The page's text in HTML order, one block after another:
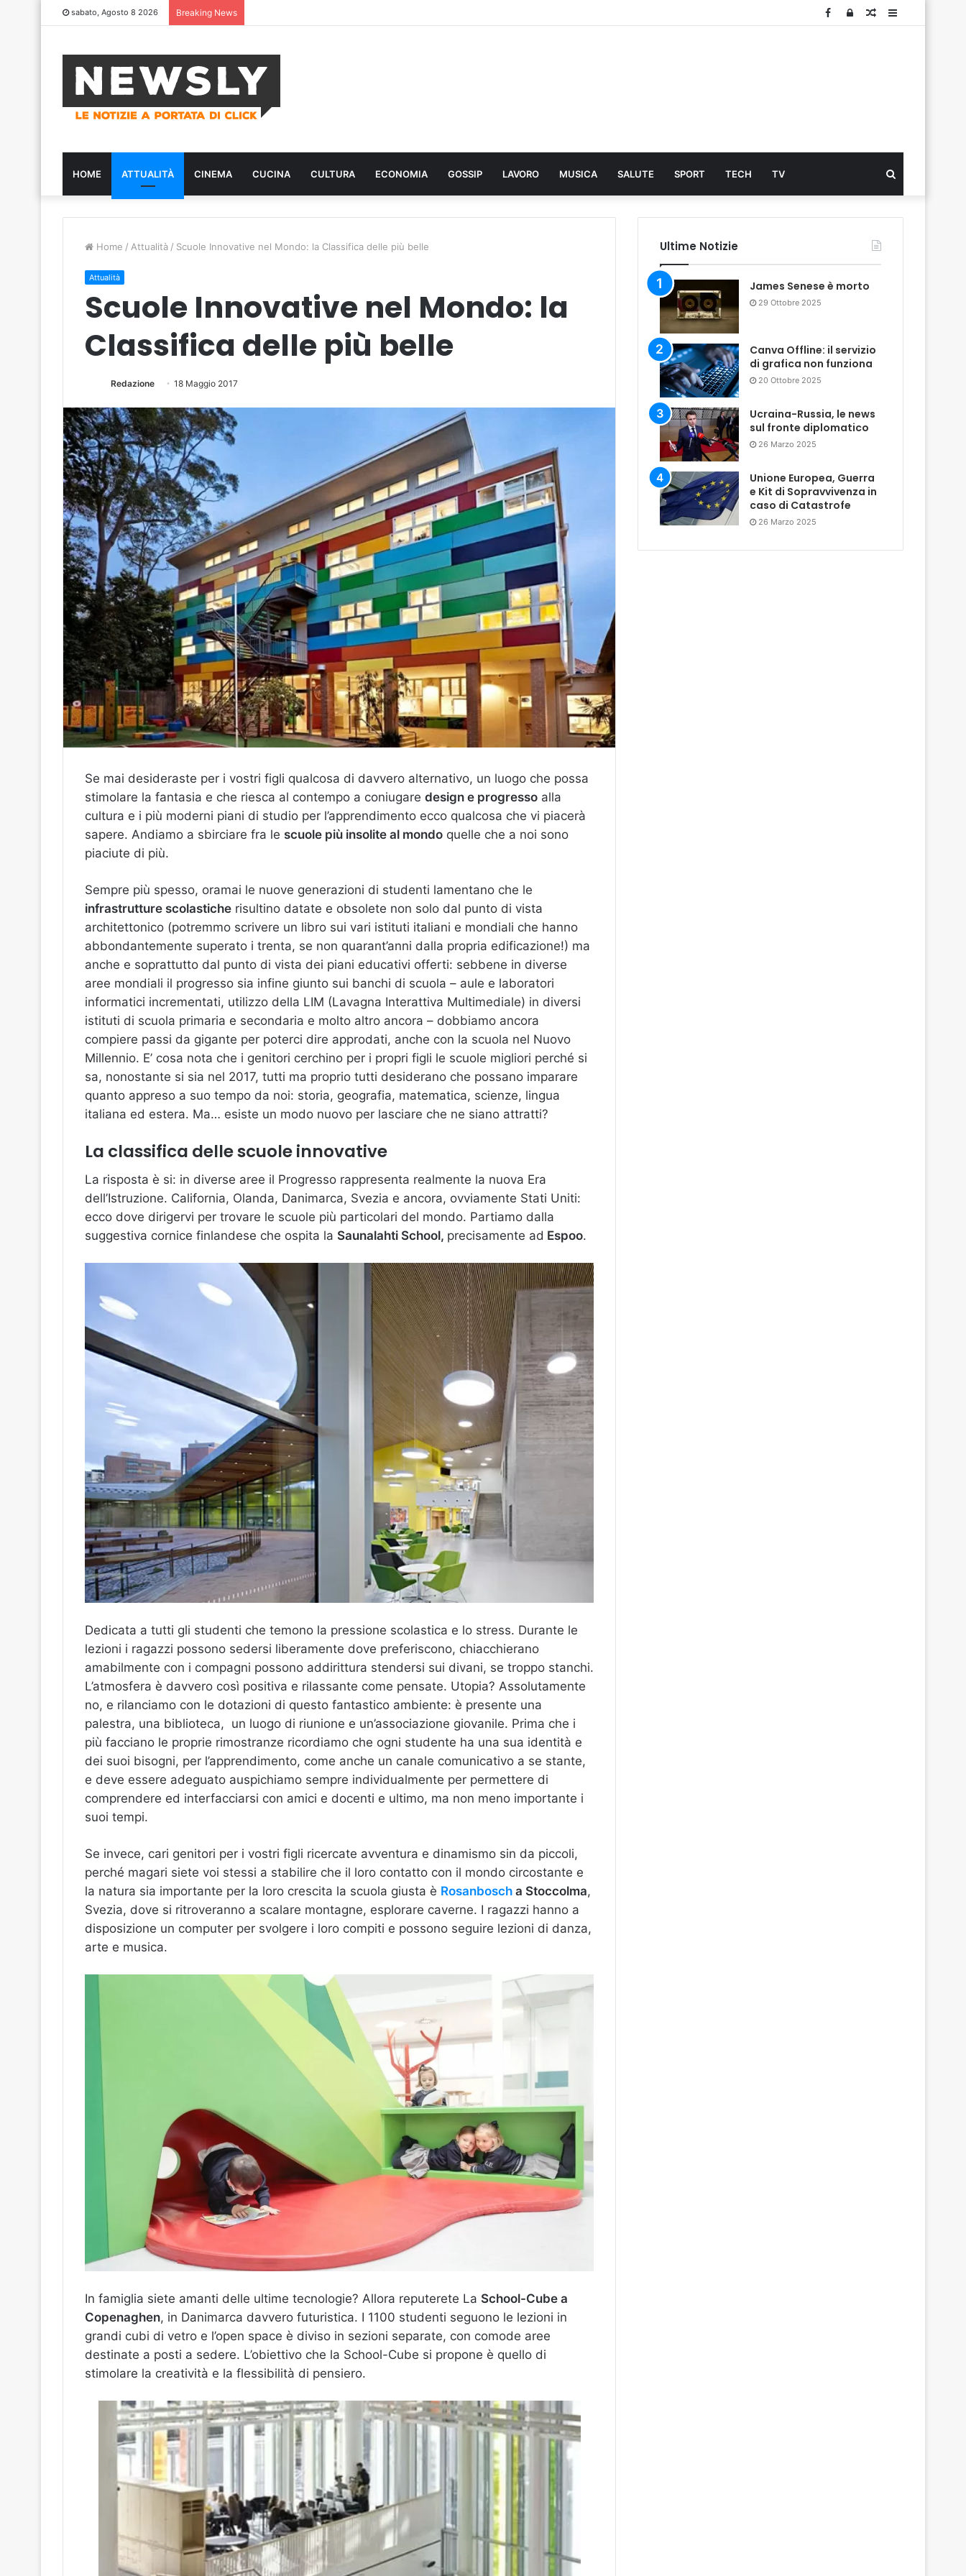
sabato, Agosto 8 2026 Breaking News Sidebar
Articolo
Log
Facebook
HOME ATTUALITÀ CINEMA CUCINA CULTURA ECONOMIA GOSSIP LAVORO MUSICA SALUTE SPORT TECH TV
...
Home / Attualità / Scuole Innovative nel Mondo: la Classifica delle più belle
Attualità
Scuole Innovative nel Mondo: la
Classifica delle più belle
Redazione 18 Maggio 2017
Se mai desideraste per i vostri figli qualcosa di davvero alternativo, un luogo che possa
stimolare la fantasia e che riesca al contempo a coniugare design e progresso alla
cultura e i più moderni piani di studio per l’apprendimento ecco qualcosa che vi piacerà
sapere. Andiamo a sbirciare fra le scuole più insolite al mondo quelle che a noi sono
piaciute di più.
Sempre più spesso, oramai le nuove generazioni di studenti lamentano che le
infrastrutture scolastiche risultino datate e obsolete non solo dal punto di vista
architettonico (potremmo scrivere un libro sui vari istituti italiani e mondiali che hanno
abbondantemente superato i trenta, se non quarant’anni dalla propria edificazione!) ma
anche e soprattutto dal punto di vista dei piani educativi offerti: sebbene in diverse
aree mondiali il progresso sia infine giunto sui banchi di scuola – aule e laboratori
informatici incrementati, utilizzo della LIM (Lavagna Interattiva Multimediale) in diversi
istituti di scuola primaria e secondaria e molto altro ancora – dobbiamo ancora
compiere passi da gigante per poterci dire approdati, anche con la scuola nel Nuovo
Millennio. E’ cosa nota che i genitori cerchino per i propri figli le scuole migliori perché si
sa, nonostante si sia nel 2017, tutti ma proprio tutti desiderano che possano imparare
quanto appreso a suo tempo da noi: storia, geografia, matematica, scienze, lingua
italiana ed estera. Ma… esiste un modo nuovo per lasciare che ne siano attratti?
La classifica delle scuole innovative
La risposta è si: in diverse aree il Progresso rappresenta realmente la nuova Era
dell’Istruzione. California, Olanda, Danimarca, Svezia e ancora, ovviamente Stati Uniti:
ecco dove dirigervi per trovare le scuole più particolari del mondo. Partiamo dalla
suggestiva cornice finlandese che ospita la Saunalahti School, precisamente ad Espoo.
Dedicata a tutti gli studenti che temono la pressione scolastica e lo stress. Durante le
lezioni i ragazzi possono sedersi liberamente dove preferiscono, chiacchierano
amabilmente con i compagni possono addirittura stendersi sui divani, se troppo stanchi.
L’atmosfera è davvero così positiva e rilassante come pensate. Utopia? Assolutamente
no, e rilanciamo con le dotazioni di questo fantastico ambiente: è presente una
palestra, una biblioteca, un luogo di riunione e un’associazione giovanile. Prima che i
più facciano le proprie rimostranze ricordiamo che ogni studente ha una sua identità e
dei suoi bisogni, per l’apprendimento, come anche un canale comunicativo a se stante,
e deve essere adeguato auspichiamo sempre individualmente per permettere di
comprendere ed interfacciarsi con amici e docenti e ultimo, ma non meno importante i
suoi tempi.
Se invece, cari genitori per i vostri figli ricercate avventura e dinamismo sin da piccoli,
perché magari siete voi stessi a stabilire che il loro contatto con il mondo circostante e
la natura sia importante per la loro crescita la scuola giusta è Rosanbosch a Stoccolma,
Svezia, dove si ritroveranno a scalare montagne, esplorare caverne. I ragazzi hanno a
disposizione un computer per svolgere i loro compiti e possono seguire lezioni di danza,
arte e musica.
In famiglia siete amanti delle ultime tecnologie? Allora reputerete La School-Cube a
Copenaghen, in Danimarca davvero futuristica. I 1100 studenti seguono le lezioni in
grandi cubi di vetro e l’open space è diviso in sezioni separate, con comode aree
destinate a posti a sedere. L’obiettivo che la School-Cube si propone è quello di
stimolare la creatività e la flessibilità di pensiero.
Ultime Notizie
James Senese è morto
29 Ottobre 2025
Canva Offline: il servizio
di grafica non funziona
20 Ottobre 2025
Ucraina-Russia, le news
sul fronte diplomatico
26 Marzo 2025
Unione Europea, Guerra
e Kit di Sopravvivenza in
caso di Catastrofe
26 Marzo 2025